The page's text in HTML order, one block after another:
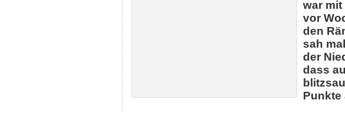
war mit
vor
den
sah
der
dass
Punkte